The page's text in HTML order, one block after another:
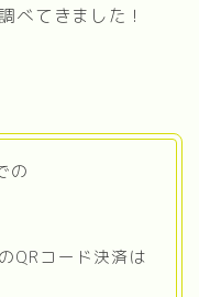
べてきました！
の
QRコード決済は